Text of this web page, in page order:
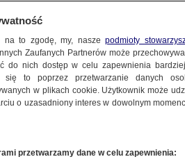
na to zgodę, my, naszepodmioty
Zaufanych Partnerów może
do nich dostęp w celu zapewnienia
się to poprzez przetwarzanie danych
w plikach cookie. Użytkownik może
o uzasadniony interes w dowolnym
przetwarzamy dane w celu zapewnienia: